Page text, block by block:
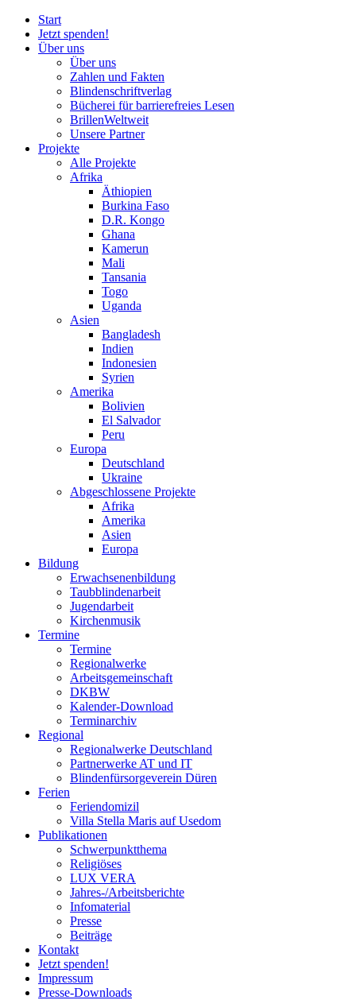
Start
Jetzt spenden!
Über uns
Über uns
Zahlen und Fakten
Blindenschriftverlag
Bücherei fürbarrierefreies Lesen
BrillenWeltweit
Unsere Partner
Projekte
Alle Projekte
Afrika
Äthiopien
Burkina Faso
D.R. Kongo
Ghana
Kamerun
Mali
Tansania
Togo
Uganda
Asien
Bangladesh
Indien
Indonesien
Syrien
Amerika
Bolivien
El Salvador
Peru
Europa
Deutschland
Ukraine
Abgeschlossene Projekte
Afrika
Amerika
Asien
Europa
Bildung
Erwachsenenbildung
Taubblindenarbeit
Jugendarbeit
Kirchenmusik
Termine
Termine
Regionalwerke
Arbeitsgemeinschaft
DKBW
Kalender-Download
Terminarchiv
Regional
Regionalwerke Deutschland
Partnerwerke AT und IT
Blindenfürsorgeverein Düren
Ferien
Feriendomizil
Villa Stella Maris auf Usedom
Publikationen
Schwerpunktthema
Religiöses
LUX VERA
Jahres-/​Arbeitsberichte
Infomaterial
Presse
Beiträge
Kontakt
Jetzt spenden!
Impressum
Presse-Downloads